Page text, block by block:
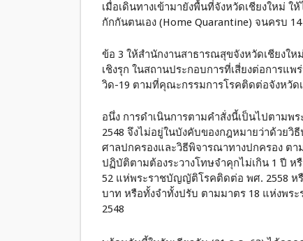
เมื่อเดินทางเข้ามายังพื้นที่จังหวัดเชียงใหม่
กักกันตนเอง (Home Quarantine) จนครบ
ข้อ 3 ให้สำนักงานสาธารณสุขจังหวัดเชียงใ
เชิงรุก ในสถานประกอบการที่เสี่ยงต่อการแ
วิด-19 ตามที่คุณะกรรมการโรคติดต่อจังหวัด
อนึ่ง การดำเนินการตามคำสั่งนี้เป็นไปตามพ
2548 จึงไม่อยู่ในบังคับของกฎหมายว่าด้วย
ศาลปกครองและวิธีพิจารณาทางปกครอง ตา
ปฏิบัติตามต้องระวางโทษจำคุกไม่เกิน 1 ปี ห
52 แห่พระราชบัญญัติโรคติดต่อ พศ. 2558 หรื
บาท หรือทั้งจำทั้งปรับ ตามมาตร 18 แห่งพร
2548